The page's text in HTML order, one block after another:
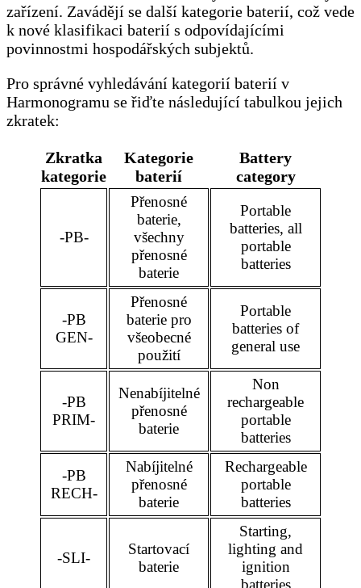
zařízení. Zavádějí se další kategorie baterií, což vede
k nové klasifikaci baterií s odpovídajícími
povinnostmi hospodářských subjektů.
Pro správné vyhledávání kategorií baterií v
Harmonogramu se řiďte následující tabulkou jejich
zkratek:
Zkratka
kategorie
Kategorie
baterií
Battery
category
-PB-
Přenosné
baterie,
všechny
přenosné
baterie
Portable
batteries, all
portable
batteries
-PB
GEN-
Přenosné
baterie pro
všeobecné
použití
Portable
batteries of
general use
-PB
PRIM-
Nenabíjitelné
přenosné
baterie
Non
rechargeable
portable
batteries
-PB
RECH-
Nabíjitelné
přenosné
baterie
Rechargeable
portable
batteries
-SLI-
Startovací
baterie
Starting,
lighting and
ignition
batteries